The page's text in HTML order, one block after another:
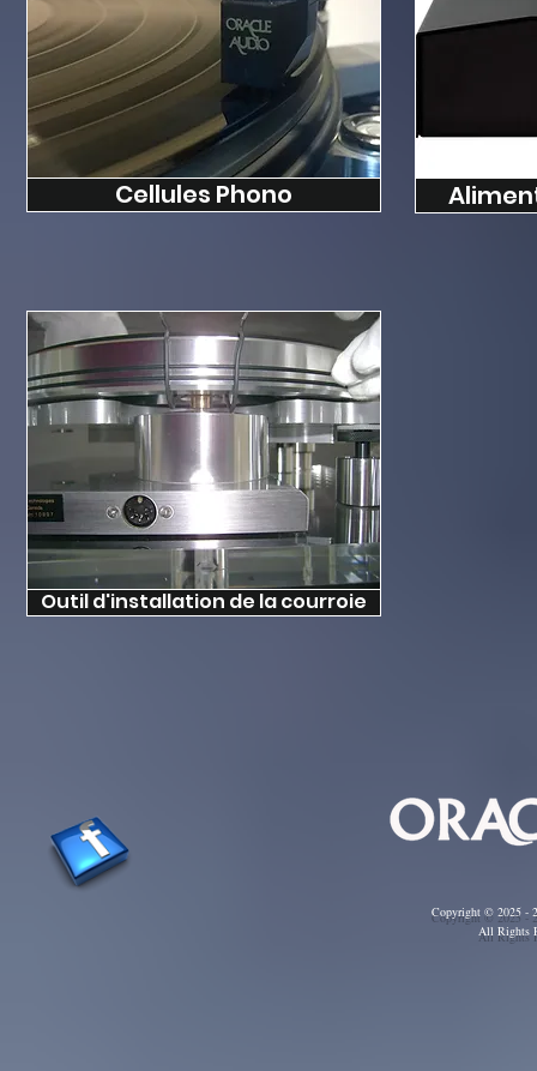
Cellules Phono
Outil d'installation de la courroie
Copyright © 2025 -
All Rights